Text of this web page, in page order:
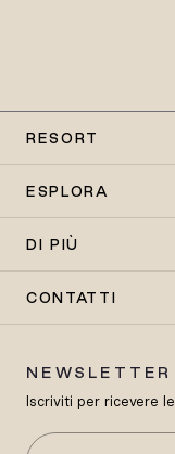
RESORT
ESPLORA
DI PIÙ
CONTATTI
NEWSLETTER
Iscriviti per ricevere